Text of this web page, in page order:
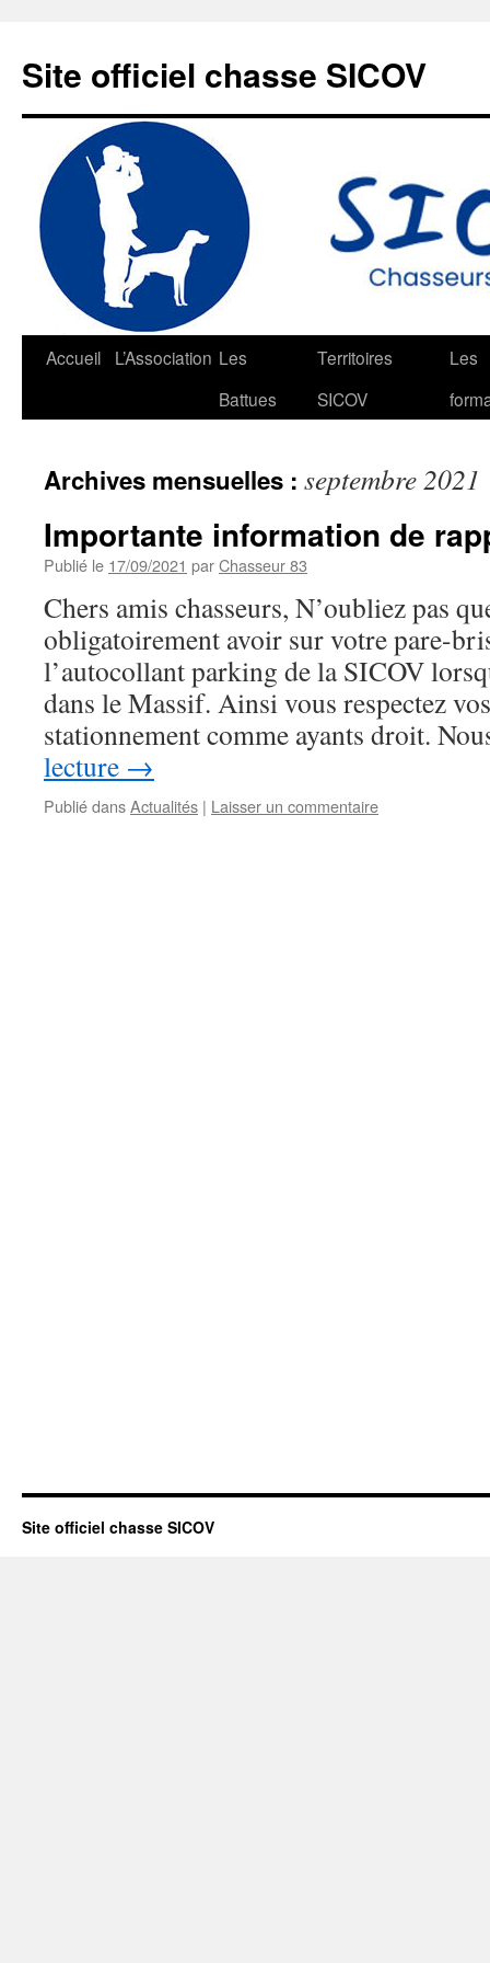
contenu
Site officiel chasse SICOV
Accueil L’Association Les
Battues
Territoires
SICOV
Les
Archives mensuelles : septembre 2021
Importante information de
Publié le 17/09/2021 parChasseur 83
Chers amis chasseurs, N’oubliez pas
obligatoirement avoir sur votre pare-
l’autocollant parking de la SICOV
dans le Massif. Ainsi vous respectez
stationnement comme ayants droit.
lecture →
Publié dansActualités | Laisser un commentaire
Site officiel chasse SICOV